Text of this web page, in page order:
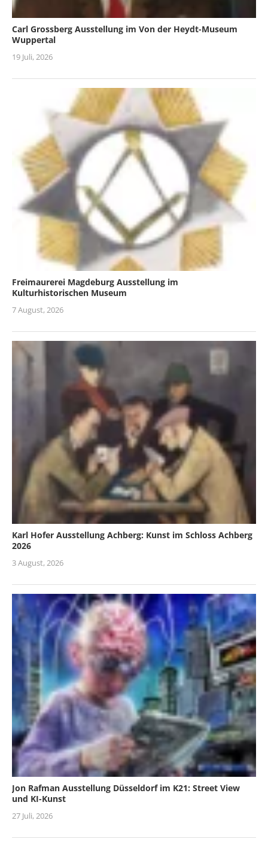
Carl Grossberg Ausstellung im Von der Heydt-Museum
Wuppertal
19 Juli, 2026
Freimaurerei Magdeburg Ausstellung im
Kulturhistorischen Museum
7 August, 2026
Karl Hofer Ausstellung Achberg: Kunst im Schloss Achberg
2026
3 August, 2026
Jon Rafman Ausstellung Düsseldorf im K21: Street View
und KI-Kunst
27 Juli, 2026